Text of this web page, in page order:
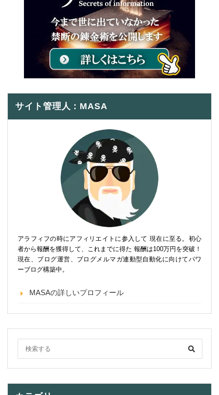
サイト管理人：MASA
アラフィフの時にアフィリエイトに参入して 現在に至る。初心
者から報酬を獲得して、これまでに得た 報酬は100万円を突破！
現在、ブログ運営、ブログメルマガ連動型自動化に向けてパワ
ーブログ構築中。
MASAの詳しいプロフィール